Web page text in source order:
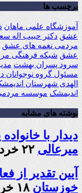
برچسب ها
آموزشگاه علمی ماهان
عشق دکتر حبیب اله
مردمی نغمه های عشق
عشق شبکه فرهنگی
سرود پسران بهشت
مسئول گروه نوجوانان
الهدی شهرستان
اندیمشک موسسه
نوشته های مشابه
دیدار با
میرعالی ۲۲ خرداد ۱۴۰۵ - ۲۲:۴۴
آیین تقدیر از
خوزستان ۱۸ خرداد ۱۴۰۵ - ۱۹:۱۹